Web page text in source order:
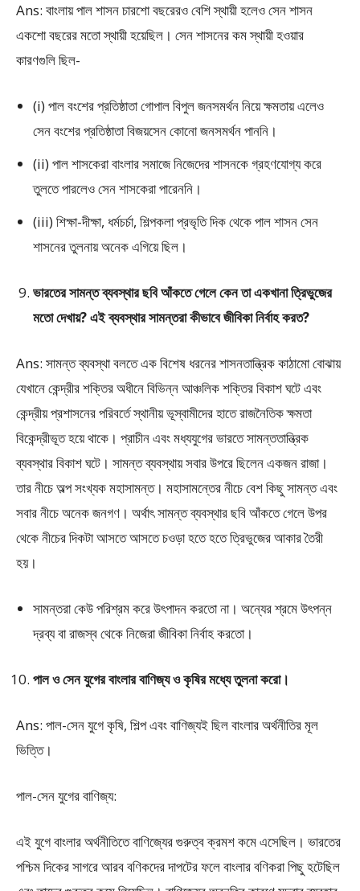
Ans: বাংলায় পাল শাসন চারশো বছরেরও বেশি স্থায়ী হলেও সেন শাসন
একশো বছরের মতো স্থায়ী হয়েছিল। সেন শাসনের কম স্থায়ী হওয়ার
কারণগুলি ছিল-
(i) পাল বংশের প্রতিষ্ঠাতা গোপাল বিপুল জনসমর্থন নিয়ে ক্ষমতায় এলেও
সেন বংশের প্রতিষ্ঠাতা বিজয়সেন কোনো জনসমর্থন পাননি।
(ii) পাল শাসকেরা বাংলার সমাজে নিজেদের শাসনকে গ্রহণযোগ্য করে
তুলতে পারলেও সেন শাসকেরা পারেননি।
(iii) শিক্ষা-দীক্ষা, ধর্মচর্চা, শিল্পকলা প্রভৃতি দিক থেকে পাল শাসন সেন
শাসনের তুলনায় অনেক এগিয়ে ছিল।
ভারতের সামন্ত ব্যবস্থার ছবি আঁকতে গেলে কেন তা একখানা ত্রিভুজের
মতো দেখায়? এই ব্যবস্থার সামন্তরা কীভাবে জীবিকা নির্বাহ করত?
Ans: সামন্ত ব্যবস্থা বলতে এক বিশেষ ধরনের শাসনতান্ত্রিক কাঠামাে বােঝায়
যেখানে কেন্দ্রীর শক্তির অধীনে বিভিন্ন আঞ্চলিক শক্তির বিকাশ ঘটে এবং
কেন্দ্রীয় প্রশাসনের পরিবর্তে স্থানীয় ভূস্বামীদের হাতে রাজনৈতিক ক্ষমতা
বিকেন্দ্রীভূত হয়ে থাকে। প্রাচীন এবং মধ্যযুগের ভারতে সামন্ততান্ত্রিক
ব্যবস্থার বিকাশ ঘটে। সামন্ত ব্যবস্থায় সবার উপরে ছিলেন একজন রাজা।
তার নীচে অল্প সংখ্যক মহাসামন্ত। মহাসামন্তের নীচে বেশ কিছু সামন্ত এবং
সবার নীচে অনেক জনগণ। অর্থাৎ সামন্ত ব্যবস্থার ছবি আঁকতে গেলে উপর
থেকে নীচের দিকটা আসতে আসতে চওড়া হতে হতে ত্রিভুজের আকার তৈরী
হয়।
সামন্তরা কেউ পরিশ্রম করে উৎপাদন করতো না। অন্যের শ্রমে উৎপন্ন
দ্রব্য বা রাজস্ব থেকে নিজেরা জীবিকা নির্বাহ করতো।
পাল ও সেন যুগের বাংলার বাণিজ্য ও কৃষির মধ্যে তুলনা করো।
Ans: পাল-সেন যুগে কৃষি, শিল্প এবং বাণিজ্যই ছিল বাংলার অর্থনীতির মূল
ভিত্তি।
পাল-সেন যুগের বাণিজ্য:
এই যুগে বাংলার অর্থনীতিতে বাণিজ্যের গুরুত্ব ক্রমশ কমে এসেছিল। ভারতের
পশ্চিম দিকের সাগরে আরব বণিকদের দাপটের ফলে বাংলার বণিকরা পিছু হটেছিল